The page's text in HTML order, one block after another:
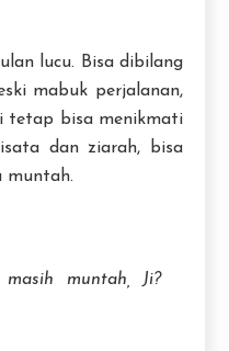
lucu. Bisa dibilang
mabuk perjalanan,
tetap bisa menikmati
dan ziarah, bisa
muntah.
muntah, Ji?